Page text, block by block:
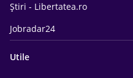
Știri - Libertatea.ro
Jobradar24
Utile